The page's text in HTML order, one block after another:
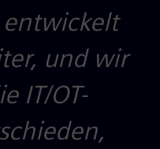
entwickelt
und wir
IT/OT-